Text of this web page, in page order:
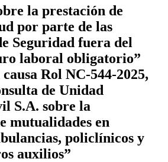
la prestación de
por parte de las
Seguridad fuera del
laboral obligatorio”
Rol NC-544-2025,
de Unidad
S.A. sobre la
mutualidades en
policlínicos y
auxilios”